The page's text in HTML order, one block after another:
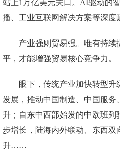
站上1万亿美元关口。AI驱动的
播、工业互联网解决方案等深度
产业强则贸易强。唯有持
平，才能增强贸易核心竞争力。
眼下，传统产业加快转型
发展，推动中国制造、中国服
升；自东中西部始发的中欧班
步增长，陆海内外联动、东西
升……